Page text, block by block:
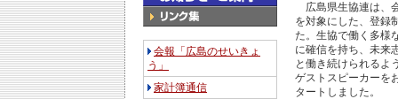
会報「広島のせいきょ
う」
家計簿通信
広島県生協連は、
を対象にした、登録
た。生協で働く多様
に確信を持ち、未来
と働き続けられるよ
ゲストスピーカーを
タートしました。